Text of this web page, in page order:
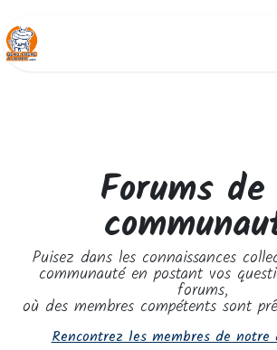
Forums
Puisez dans les connaissances
communauté en postant vos
forums,
où des membres compétents sont
Rencontrez les membres de notre